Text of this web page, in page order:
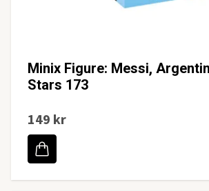
Minix Figure: Messi,
Stars 173
149 kr